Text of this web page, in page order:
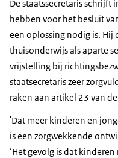
De staatssecretaris schrijft
hebben voor het besluit
een oplossing nodig is.
thuisonderwijs als aparte
vrijstelling bij
staatsecretaris zeer
raken aan artikel 23 van
'Dat meer kinderen en
is een zorgwekkende
‘Het gevolg is dat